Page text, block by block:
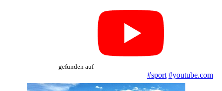
gefunden auf
#sport #youtube.com